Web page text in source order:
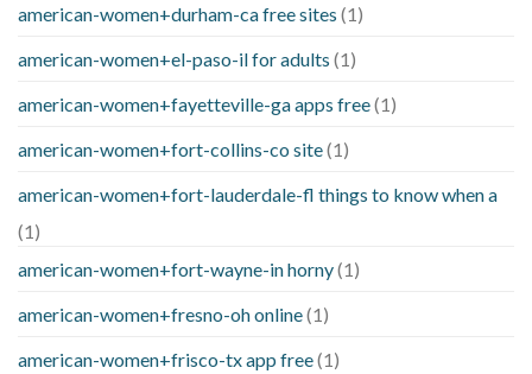
american-women+durham-ca free sites (1)
american-women+el-paso-il for adults (1)
american-women+fayetteville-ga apps free(1)
american-women+fort-collins-co site(1)
american-women+fort-lauderdale-fl things to know when a
(1)
american-women+fort-wayne-in horny(1)
american-women+fresno-oh online(1)
american-women+frisco-tx app free(1)